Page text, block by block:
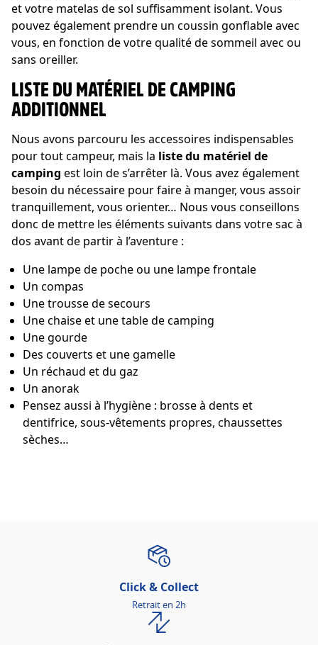
et votre matelas de sol suffisamment isolant. Vous
pouvez également prendre un coussin gonflable avec
vous, en fonction de votre qualité de sommeil avec ou
sans oreiller.
LISTE DU MATÉRIEL DE CAMPING
ADDITIONNEL
Nous avons parcouru les accessoires indispensables
pour tout campeur, mais la liste du matériel de
camping est loin de s’arrêter là. Vous avez également
besoin du nécessaire pour faire à manger, vous assoir
tranquillement, vous orienter… Nous vous conseillons
donc de mettre les éléments suivants dans votre sac à
dos avant de partir à l’aventure :
Une lampe de poche ou une lampe frontale
Un compas
Une trousse de secours
Une chaise et une table de camping
Une gourde
Des couverts et une gamelle
Un réchaud et du gaz
Un anorak
Pensez aussi à l’hygiène : brosse à dents et
dentifrice, sous-vêtements propres, chaussettes
sèches…
Click & Collect
Retrait en 2h